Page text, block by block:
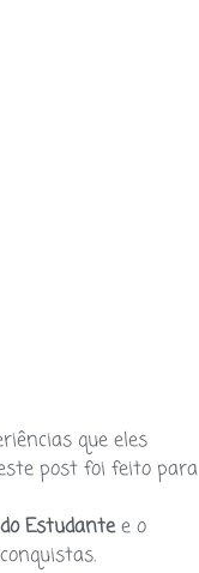
que eles
post foi feito para
Estudantee o